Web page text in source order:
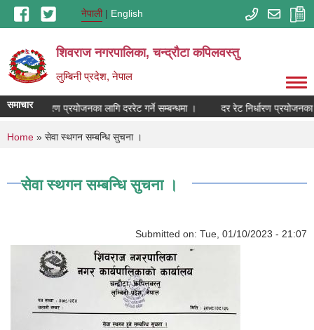
Skip to main contentनेपाली English
शिवराज नगरपालिका, चन्द्राैटा कपिलवस्तु
लुम्बिनी प्रदेश, नेपाल
समाचार
दर रेट निर्धारण प्रयोजनका लागि दररेट गर्ने सम्बन्धमा । दर रेट निर्धारण प्रयोजनका
You are here
Home » सेवा स्थगन सम्बन्धि सुचना ।
सेवा स्थगन सम्बन्धि सुचना ।
Submitted on: Tue, 01/10/2023 - 21:07